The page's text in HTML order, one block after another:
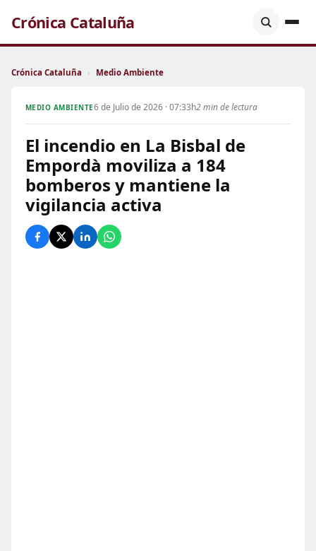
Crónica Cataluña
Crónica Cataluña › Medio Ambiente
MEDIO AMBIENTE6 de Julio de 2026 · 07:33h2 min de lectura
El incendio en La Bisbal de
Empordà moviliza a 184
bomberos y mantiene la
vigilancia activa